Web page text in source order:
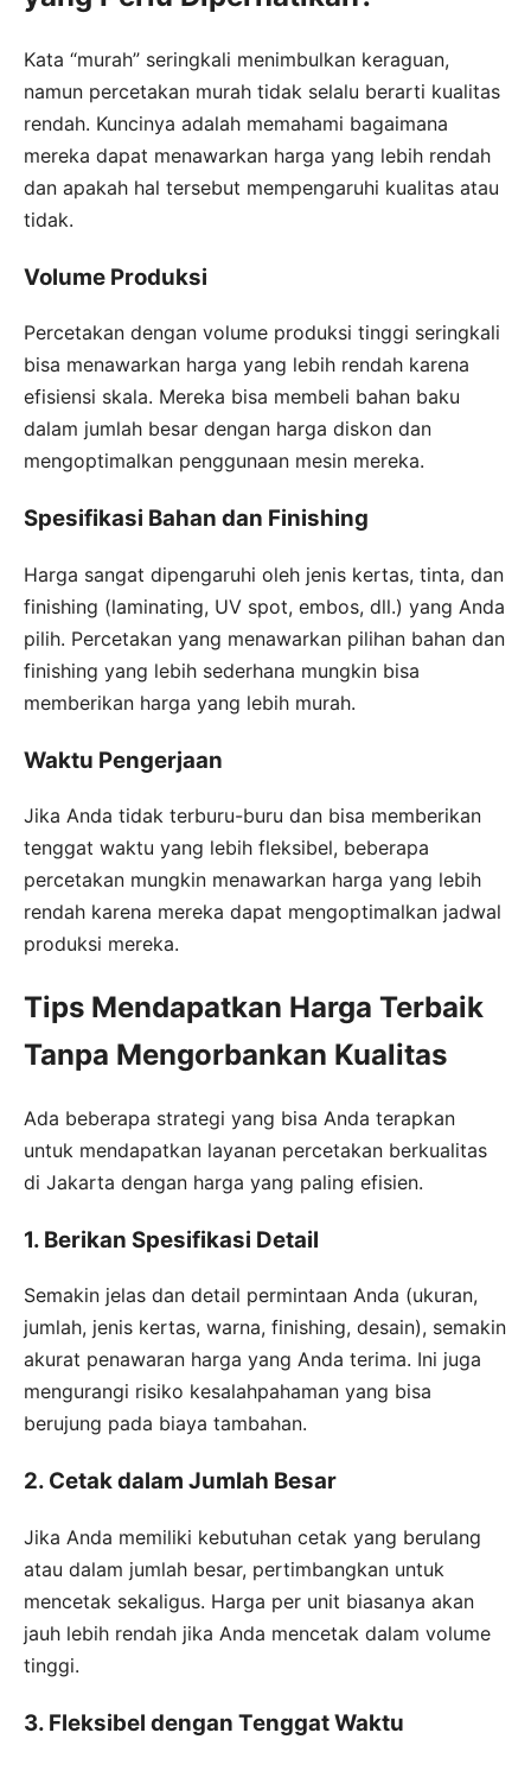
Kata “murah” seringkali menimbulkan keraguan,
namun percetakan murah tidak selalu berarti kualitas
rendah. Kuncinya adalah memahami bagaimana
mereka dapat menawarkan harga yang lebih rendah
dan apakah hal tersebut mempengaruhi kualitas atau
tidak.
Volume Produksi
Percetakan dengan volume produksi tinggi seringkali
bisa menawarkan harga yang lebih rendah karena
efisiensi skala. Mereka bisa membeli bahan baku
dalam jumlah besar dengan harga diskon dan
mengoptimalkan penggunaan mesin mereka.
Spesifikasi Bahan dan Finishing
Harga sangat dipengaruhi oleh jenis kertas, tinta, dan
finishing (laminating, UV spot, embos, dll.) yang Anda
pilih. Percetakan yang menawarkan pilihan bahan dan
finishing yang lebih sederhana mungkin bisa
memberikan harga yang lebih murah.
Waktu Pengerjaan
Jika Anda tidak terburu-buru dan bisa memberikan
tenggat waktu yang lebih fleksibel, beberapa
percetakan mungkin menawarkan harga yang lebih
rendah karena mereka dapat mengoptimalkan jadwal
produksi mereka.
Tips Mendapatkan Harga Terbaik
Tanpa Mengorbankan Kualitas
Ada beberapa strategi yang bisa Anda terapkan
untuk mendapatkan layanan percetakan berkualitas
di Jakarta dengan harga yang paling efisien.
1. Berikan Spesifikasi Detail
Semakin jelas dan detail permintaan Anda (ukuran,
jumlah, jenis kertas, warna, finishing, desain), semakin
akurat penawaran harga yang Anda terima. Ini juga
mengurangi risiko kesalahpahaman yang bisa
berujung pada biaya tambahan.
2. Cetak dalam Jumlah Besar
Jika Anda memiliki kebutuhan cetak yang berulang
atau dalam jumlah besar, pertimbangkan untuk
mencetak sekaligus. Harga per unit biasanya akan
jauh lebih rendah jika Anda mencetak dalam volume
tinggi.
3. Fleksibel dengan Tenggat Waktu